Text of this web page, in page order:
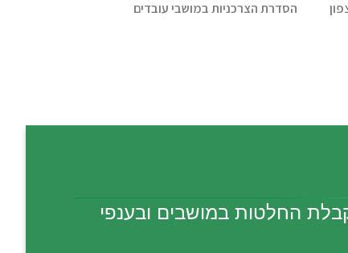
הסדרת הצרכניות במושבי עובדים
החלטות במושבים ובענפי